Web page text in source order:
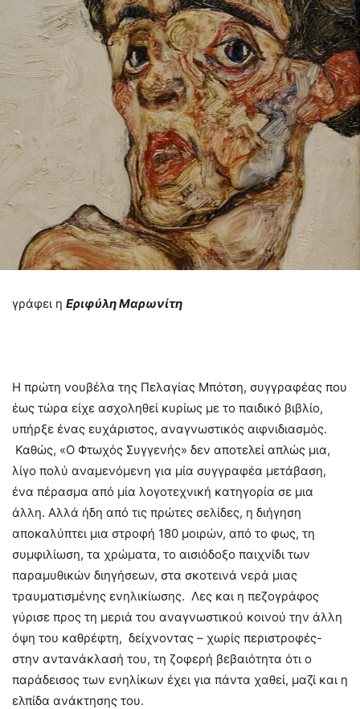
γράφει η Εριφύλη Μαρωνίτη
Η πρώτη νουβέλα της Πελαγίας Μπότση, συγγραφέας που
έως τώρα είχε ασχοληθεί κυρίως με το παιδικό βιβλίο,
υπήρξε ένας ευχάριστος, αναγνωστικός αιφνιδιασμός.
Καθώς, «Ο Φτωχός Συγγενής» δεν αποτελεί απλώς μια,
λίγο πολύ αναμενόμενη για μία συγγραφέα μετάβαση,
ένα πέρασμα από μία λογοτεχνική κατηγορία σε μια
άλλη. Αλλά ήδη από τις πρώτες σελίδες, η διήγηση
αποκαλύπτει μια στροφή 180 μοιρών, από το φως, τη
συμφιλίωση, τα χρώματα, το αισιόδοξο παιχνίδι των
παραμυθικών διηγήσεων, στα σκοτεινά νερά μιας
τραυματισμένης ενηλικίωσης. Λες και η πεζογράφος
γύρισε προς τη μεριά του αναγνωστικού κοινού την άλλη
όψη του καθρέφτη, δείχνοντας – χωρίς περιστροφές-
στην αντανάκλασή του, τη ζοφερή βεβαιότητα ότι ο
παράδεισος των ενηλίκων έχει για πάντα χαθεί, μαζί και η
ελπίδα ανάκτησης του.